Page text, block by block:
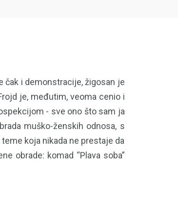
čak i demonstracije, žigosan je
je, međutim, veoma cenio i
- sve ono što sam ja
muško-ženskih odnosa, s
koja nikada ne prestaje da
obrade: komad “Plava soba”